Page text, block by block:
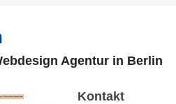
Agentur in Berlin
Kontakt